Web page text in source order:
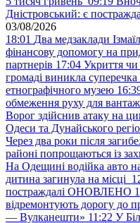
Дністровський: є
03/08/2026
18:01 Два медзаклади
фінансову допомогу на
партнерів 17:04 Укриття чи
громаді виникла
етнографічного музею
обмеження руху для
Ворог здійснив атаку на
Одеси та Дунайського
Через два роки після
районі попрощаються із
На Одещині водійка авто
дитина загинула на місці
постраждалі ОНОВЛЕНО
відремонтують дорогу до
— Вулканешти» 11:22 У